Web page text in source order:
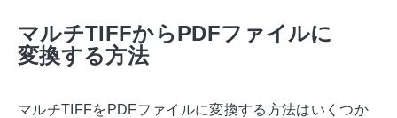
マルチTIFFからPDFファイルに
変換する方法
マルチTIFFをPDFファイルに変換する方法はいくつか